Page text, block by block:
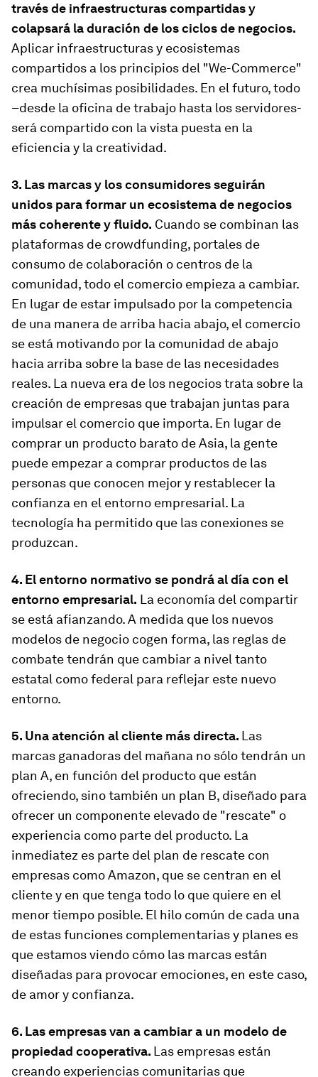
través de infraestructuras compartidas y
colapsará la duración de los ciclos de negocios.
Aplicar infraestructuras y ecosistemas
compartidos a los principios del "We-Commerce"
crea muchísimas posibilidades. En el futuro, todo
–desde la oficina de trabajo hasta los servidores-
será compartido con la vista puesta en la
eficiencia y la creatividad.
3. Las marcas y los consumidores seguirán
unidos para formar un ecosistema de negocios
más coherente y fluido. Cuando se combinan las
plataformas de crowdfunding, portales de
consumo de colaboración o centros de la
comunidad, todo el comercio empieza a cambiar.
En lugar de estar impulsado por la competencia
de una manera de arriba hacia abajo, el comercio
se está motivando por la comunidad de abajo
hacia arriba sobre la base de las necesidades
reales. La nueva era de los negocios trata sobre la
creación de empresas que trabajan juntas para
impulsar el comercio que importa. En lugar de
comprar un producto barato de Asia, la gente
puede empezar a comprar productos de las
personas que conocen mejor y restablecer la
confianza en el entorno empresarial. La
tecnología ha permitido que las conexiones se
produzcan.
4. El entorno normativo se pondrá al día con el
entorno empresarial. La economía del compartir
se está afianzando. A medida que los nuevos
modelos de negocio cogen forma, las reglas de
combate tendrán que cambiar a nivel tanto
estatal como federal para reflejar este nuevo
entorno.
5. Una atención al cliente más directa. Las
marcas ganadoras del mañana no sólo tendrán un
plan A, en función del producto que están
ofreciendo, sino también un plan B, diseñado para
ofrecer un componente elevado de "rescate" o
experiencia como parte del producto. La
inmediatez es parte del plan de rescate con
empresas como Amazon, que se centran en el
cliente y en que tenga todo lo que quiere en el
menor tiempo posible. El hilo común de cada una
de estas funciones complementarias y planes es
que estamos viendo cómo las marcas están
diseñadas para provocar emociones, en este caso,
de amor y confianza.
6. Las empresas van a cambiar a un modelo de
propiedad cooperativa. Las empresas están
creando experiencias comunitarias que